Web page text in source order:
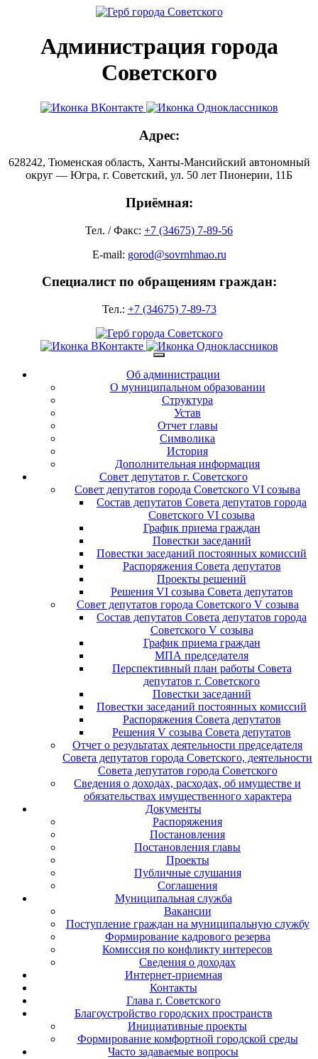
Администрация города
Советского
Адрес:
628242, Тюменская область, Ханты-Мансийский автономный
округ — Югра, г. Советский, ул. 50 лет Пионерии, 11Б
Приёмная:
Тел. / Факс: +7 (34675) 7-89-56
E-mail: gorod@sovrnhmao.ru
Специалист по обращениям граждан:
Тел.: +7 (34675) 7-89-73
Об администрации
О муниципальном образовании
Структура
Устав
Отчет главы
Символика
История
Дополнительная информация
Совет депутатов г. Советского
Совет депутатов города Советского VI созыва
Состав депутатов Совета депутатов города
Советского VI созыва
График приема граждан
Повестки заседаний
Повестки заседаний постоянных комиссий
Распоряжения Совета депутатов
Проекты решений
Решения VI созыва Совета депутатов
Совет депутатов города Советского V созыва
Состав депутатов Совета депутатов города
Советского V созыва
График приема граждан
МПА председателя
Перспективный план работы Совета
депутатов г. Советского
Повестки заседаний
Повестки заседаний постоянных комиссий
Распоряжения Совета депутатов
Решения V созыва Совета депутатов
Отчет о результатах деятельности председателя
Совета депутатов города Советского, деятельности
Совета депутатов города Советского
Сведения о доходах, расходах, об имуществе и
обязательствах имущественного характера
Документы
Распоряжения
Постановления
Постановления главы
Проекты
Публичные слушания
Соглашения
Муниципальная служба
Вакансии
Поступление граждан на муниципальную службу
Формирование кадрового резерва
Комиссия по конфликту интересов
Сведения о доходах
Интернет-приемная
Контакты
Глава г. Советского
Благоустройство городских пространств
Инициативные проекты
Формирование комфортной городской среды
Часто задаваемые вопросы